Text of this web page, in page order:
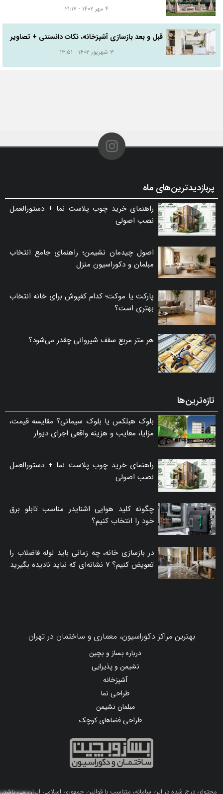
قبل و بعد بازسازی آشپزخانه، نکات دانستنی + تصاویر
پربازدیدترین‌های ماه
راهنمای خرید چوب پلاست نما + دستورالعمل
نصب اصولی
اصول چیدمان نشیمن؛ راهنمای جامع انتخاب
مبلمان و دکوراسیون منزل
پارکت یا موکت؛ کدام کفپوش برای خانه انتخاب
بهتری است؟
هر متر مربع سقف شیروانی چقدر می‌شود؟
تازه‌ترین‌ها
بلوک هبلکس یا بلوک سیمانی؟ مقایسه قیمت،
مزایا، معایب و هزینه واقعی اجرای دیوار
راهنمای خرید چوب پلاست نما + دستورالعمل
نصب اصولی
چگونه کلید هوایی اشنایدر مناسب تابلو برق
خود را انتخاب کنیم؟
در بازسازی خانه، چه زمانی باید لوله فاضلاب را
تعویض کنیم؟ ۷ نشانه‌ای که نباید نادیده بگیرید
بهترین مراکز دکوراسیون، معماری و ساختمان در تهران
درباره بساز و بچین
نشیمن و پذیرایی
آشپزخانه
طراحی نما
مبلمان نشیمن
طراحی فضاهای کوچک
محتوای درج شده در این سامانه، متناسب با قوانین جمهوری اسلامی ایران می باشد.